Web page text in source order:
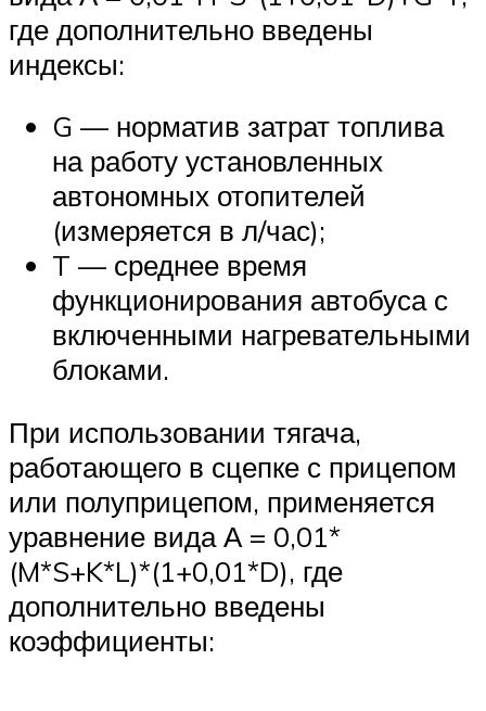
где дополнительно введены
индексы:
G — норматив затрат топлива
на работу установленных
автономных отопителей
(измеряется в л/час);
T — среднее время
функционирования автобуса с
включенными нагревательными
блоками.
При использовании тягача,
работающего в сцепке с прицепом
или полуприцепом, применяется
уравнение вида А = 0,01*
(M*S+K*L)*(1+0,01*D), где
дополнительно введены
коэффициенты: